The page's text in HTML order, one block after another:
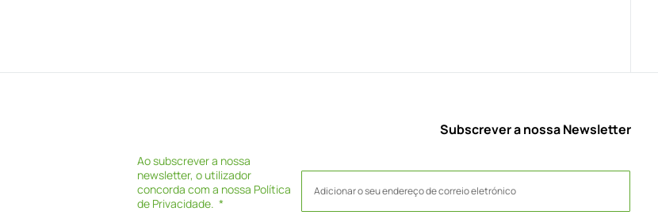
Subscrever a nossa Newsletter
Ao subscrever a nossa
newsletter, o utilizador
concorda com a nossa Política
de Privacidade.